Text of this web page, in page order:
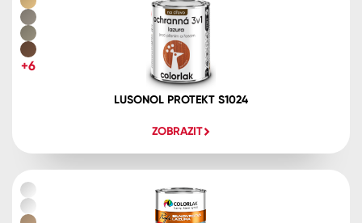
LUSONOL PROTEKT S1024
ZOBRAZIT
+6